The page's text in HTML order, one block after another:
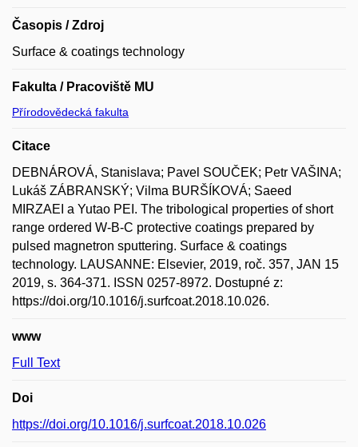
Časopis / Zdroj
Surface & coatings technology
Fakulta / Pracoviště MU
Přírodovědecká fakulta
Citace
DEBNÁROVÁ, Stanislava; Pavel SOUČEK; Petr VAŠINA;
Lukáš ZÁBRANSKÝ; Vilma BURŠÍKOVÁ; Saeed
MIRZAEI a Yutao PEI. The tribological properties of short
range ordered W-B-C protective coatings prepared by
pulsed magnetron sputtering. Surface & coatings
technology. LAUSANNE: Elsevier, 2019, roč. 357, JAN 15
2019, s. 364-371. ISSN 0257-8972. Dostupné z:
https://doi.org/10.1016/j.surfcoat.2018.10.026.
www
Full Text
Doi
https://doi.org/10.1016/j.surfcoat.2018.10.026